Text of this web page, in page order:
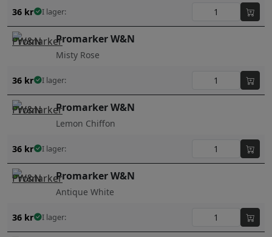
36 kr I lager:
Promarker W&N
Misty Rose
36 kr I lager:
Promarker W&N
Lemon Chiffon
36 kr I lager:
Promarker W&N
Antique White
36 kr I lager: